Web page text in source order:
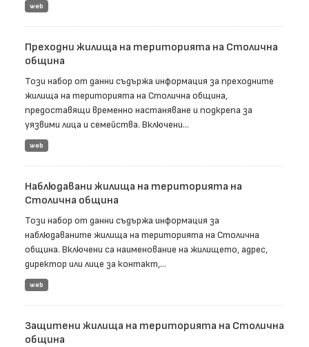
web
Преходни жилища на територията на Столична
община
Този набор от данни съдържа информация за преходните
жилища на територията на Столична община,
предоставящи временно настаняване и подкрепа за
уязвими лица и семейства. Включени...
web
Наблюдавани жилища на територията на
Столична община
Този набор от данни съдържа информация за
наблюдаваните жилища на територията на Столична
община. Включени са наименование на жилището, адрес,
директор или лице за контакт,...
web
Защитени жилища на територията на Столична
община